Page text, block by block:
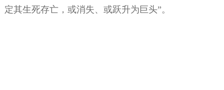
定其生死存亡，或消失、或跃升为巨头”。